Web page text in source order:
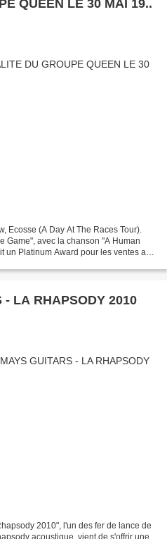
QUEEN LE 30 MAI 19..
Ecosse (A Day At The Races Tour).
Game", avec la chanson "A Human
un Platinum Award pour les ventes au
- LA RHAPSODY 2010
2010", l'un des fer de lance de